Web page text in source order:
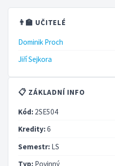
👨‍🏫 UČITELÉ
Dominik Proch
Jiří Sejkora
📋 ZÁKLADNÍ INFO
Kód: 2SE504
Kredity:6
Semestr: LS
Typ: Povinný